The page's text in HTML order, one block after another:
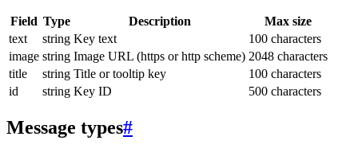
Field Type Description
Max size
text
string Key text
100 characters
image string Image URL (https or http scheme) 2048 characters
title
string Title or tooltip key
100 characters
id
string Key ID 500 characters
Message types#